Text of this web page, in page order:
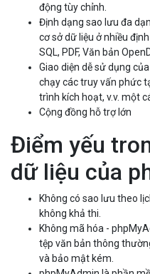
động tùy chỉnh.
Định dạng sao lưu đa
cơ sở dữ liệu ở nhiều
SQL, PDF, Văn bản
Giao diện dễ sử dụng
chạy các truy vấn phức
trình kích hoạt, v.v. một
Cộng đồng hỗ trợ lớn
Điểm yếu
dữ liệu của
Không có sao lưu theo
không khả thi.
Không mã hóa -
tệp văn bản thông
và bảo mật kém.